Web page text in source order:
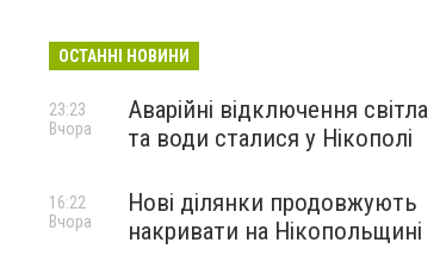
ОСТАННІ НОВИНИ
Аварійні відключення світла
та води сталися у Нікополі
23:23
Вчора
Нові ділянки продовжують
накривати на Нікопольщині
16:22
Вчора